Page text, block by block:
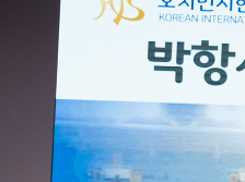
학생회장인사말
학교상징
학교 CI
교직원현황